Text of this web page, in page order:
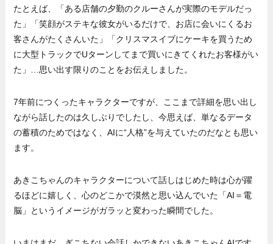
たとえば、「ある店舗の夕勤のクルーさんが実際のモデルだっ
た」「笑顔がステキな彼女がいるだけで、お店に会いにくるお
客さんがたくさんいた」「クリスマスイブにケーキを買うため
に大型トラックでUターンしてまで買いにきてくれたお客様がい
た」…思い出す限りのことをお伝えしました。
7年前につくったキャラクターですが、ここまで詳細を思い出し
ながら話したのは久しぶりでしたし、今思えば、単なるデータ
の蓄積のためではなく、AIに“人格”を与えていたのだなとも思い
ます。
あきこちゃんのキャラクターについて話しはじめた時は心が躍
るほどに嬉しく、心のどこかで漠然と思い込んでいた「AI＝電
脳」というイメージがガラッと変わった瞬間でした。